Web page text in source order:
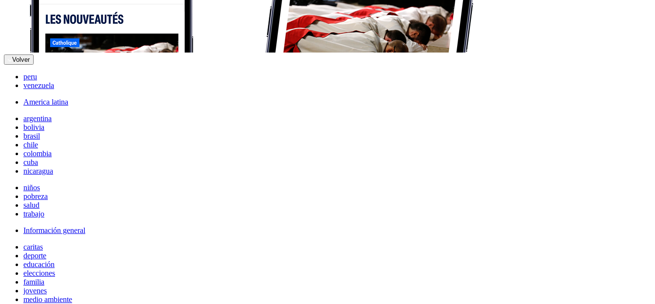
Volver
peru
venezuela
America latina
argentina
bolivia
brasil
chile
colombia
cuba
nicaragua
niños
pobreza
salud
trabajo
Información general
caritas
deporte
educación
elecciones
familia
jovenes
medio ambiente